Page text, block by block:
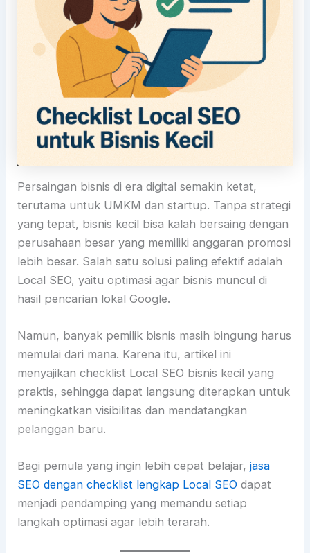
Persaingan bisnis di era digital semakin ketat,
terutama untuk UMKM dan startup. Tanpa strategi
yang tepat, bisnis kecil bisa kalah bersaing dengan
perusahaan besar yang memiliki anggaran promosi
lebih besar. Salah satu solusi paling efektif adalah
Local SEO, yaitu optimasi agar bisnis muncul di
hasil pencarian lokal Google.
Namun, banyak pemilik bisnis masih bingung harus
memulai dari mana. Karena itu, artikel ini
menyajikan checklist Local SEO bisnis kecil yang
praktis, sehingga dapat langsung diterapkan untuk
meningkatkan visibilitas dan mendatangkan
pelanggan baru.
Bagi pemula yang ingin lebih cepat belajar,jasa
SEO dengan checklist lengkap Local SEO dapat
menjadi pendamping yang memandu setiap
langkah optimasi agar lebih terarah.